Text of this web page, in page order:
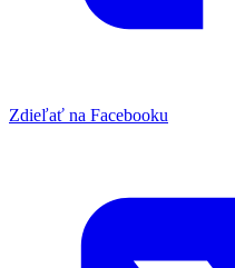
Zdieľať na Facebooku